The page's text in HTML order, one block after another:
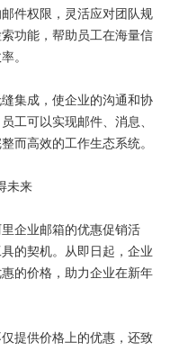
件权限，灵活应对团队规
功能，帮助员工在海量信
。
集成，使企业的沟通和协
工可以实现邮件、消息、
而高效的工作生态系统。
未来
企业邮箱的优惠促销活
的契机。从即日起，企业
的价格，助力企业在新年
提供价格上的优惠，还致